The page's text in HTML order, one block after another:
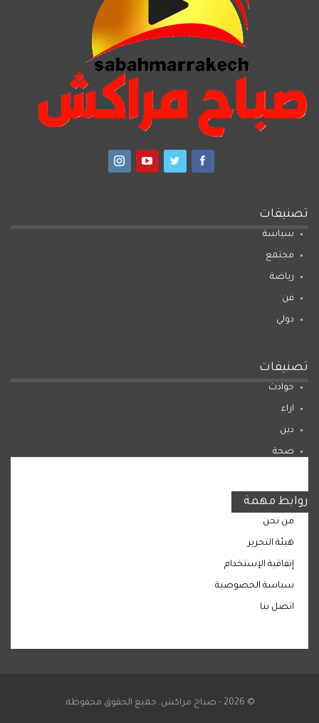
تصنيفات
سياسة
مجتمع
رياضة
فن
دولي
تصنيفات
حوادث
اراء
دين
صحة
روابط مهمة
من نحن
هيئة التحرير
إتفاقية الإستخدام
سياسة الخصوصية
اتصل بنا
© 2026 - صباح مراكش. جميع الحقوق محفوظة.